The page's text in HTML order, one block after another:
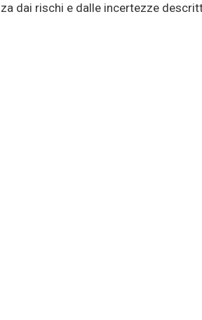
dai rischi e dalle incertezze